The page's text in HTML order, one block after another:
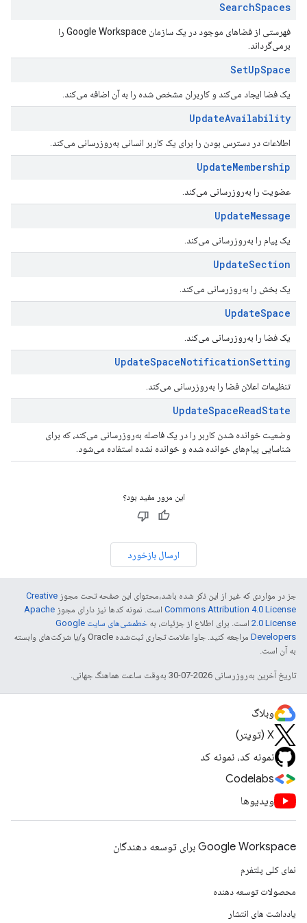
SearchSpaces
فهرستی از فضاهای موجود در یک سازمان Google Workspace را
برمی‌گرداند.
SetUpSpace
یک فضا ایجاد می‌کند و کاربران مشخص شده را به آن اضافه می‌کند.
UpdateAvailability
اطلاعات در دسترس بودن را برای یک کاربر انسانی به‌روزرسانی می‌کند.
UpdateMembership
عضویت را به‌روزرسانی می‌کند.
UpdateMessage
یک پیام را به‌روزرسانی می‌کند.
UpdateSection
یک بخش را به‌روزرسانی می‌کند.
UpdateSpace
یک فضا را به‌روزرسانی می‌کند.
UpdateSpaceNotificationSetting
تنظیمات اعلان فضا را به‌روزرسانی می‌کند.
UpdateSpaceReadState
وضعیت خوانده شدن کاربر را در یک فاصله به‌روزرسانی می‌کند، که برای
شناسایی پیام‌های خوانده شده و خوانده نشده استفاده می‌شود.
این مرور مفید بود؟
ارسال بازخورد
جز در مواردی که غیر از این ذکر شده باشد،‌محتوای این صفحه تحت مجوز Creative
Commons Attribution 4.0 License است. نمونه کدها نیز دارای مجوز Apache
2.0 License است. برای اطلاع از جزئیات، به
خطمشی‌های سایت Google
Developers‏
مراجعه کنید. جاوا علامت تجاری ثبت‌شده Oracle و/یا شرکت‌های وابسته
به آن است.
تاریخ آخرین به‌روزرسانی 2026-07-30 به‌وقت ساعت هماهنگ جهانی.
وبلاگ
X (تویتر)
نمونه کد، نمونه کد
Codelabs
ویدیوها
Google Workspace برای توسعه دهندگان
نمای کلی پلتفرم
محصولات توسعه دهنده
یادداشت های انتشار